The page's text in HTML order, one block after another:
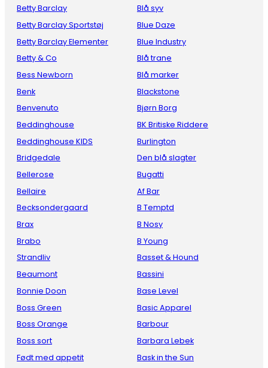
Betty Barclay
Betty Barclay Sportstøj
Betty Barclay Elementer
Betty & Co
Bess Newborn
Benk
Benvenuto
Beddinghouse
Beddinghouse KIDS
Bridgedale
Bellerose
Bellaire
Becksondergaard
Brax
Brabo
Strandliv
Beaumont
Bonnie Doon
Boss Green
Boss Orange
Boss sort
Født med appetit
Blå syv
Blue Daze
Blue Industry
Blå trane
Blå marker
Blackstone
Bjørn Borg
BK Britiske Riddere
Burlington
Den blå slagter
Bugatti
Af Bar
B Temptd
B Nosy
B Young
Basset & Hound
Bassini
Base Level
Basic Apparel
Barbour
Barbara Lebek
Bask in the Sun